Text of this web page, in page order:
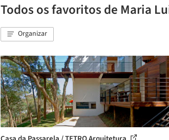
Todos os favoritos de Maria
Organizar